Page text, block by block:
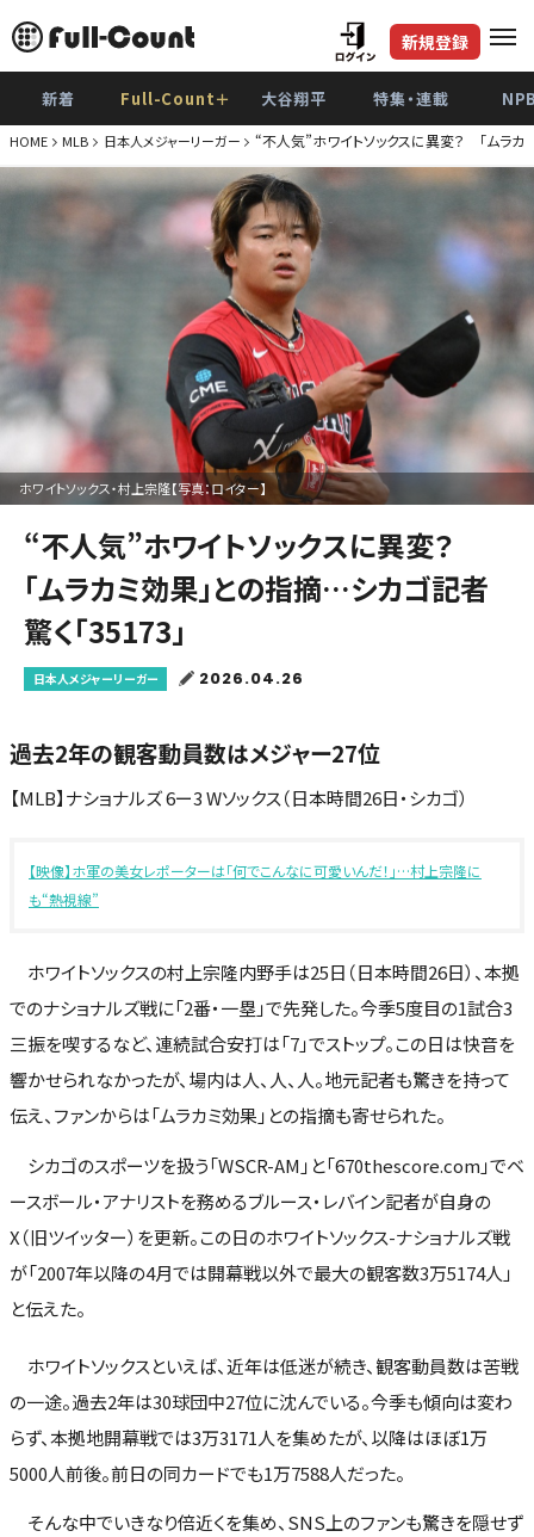
新規登録
新着 Full-Count＋ 大谷翔平 特集・連載
HOME MLB 日本人メジャーリーガー “不人気”ホワイトソックスに異変？ 「ムラカ
ホワイトソックス・村上宗隆【写真：ロイター】
“不人気”ホワイトソックスに異変？
「ムラカミ効果」との指摘…シカゴ記者
驚く「35173」
日本人メジャーリーガー 2026.04.26
過去2年の観客動員数はメジャー27位
【MLB】ナショナルズ 6ー3 Wソックス（日本時間26日・シカゴ）
【映像】ホ軍の美女レポーターは「何でこんなに可愛いんだ！」…村上宗隆に
も“熱視線”
ホワイトソックスの村上宗隆内野手は25日（日本時間26日）、本拠
でのナショナルズ戦に「2番・一塁」で先発した。今季5度目の1試合3
三振を喫するなど、連続試合安打は「7」でストップ。この日は快音を
響かせられなかったが、場内は人、人、人。地元記者も驚きを持って
伝え、ファンからは「ムラカミ効果」との指摘も寄せられた。
シカゴのスポーツを扱う「WSCR-AM」と「670thescore.com」でベ
ースボール・アナリストを務めるブルース・レバイン記者が自身の
X（旧ツイッター）を更新。この日のホワイトソックス-ナショナルズ戦
が「2007年以降の4月では開幕戦以外で最大の観客数3万5174人」
と伝えた。
ホワイトソックスといえば、近年は低迷が続き、観客動員数は苦戦
の一途。過去2年は30球団中27位に沈んでいる。今季も傾向は変わ
らず、本拠地開幕戦では3万3171人を集めたが、以降はほぼ1万
5000人前後。前日の同カードでも1万7588人だった。
そんな中でいきなり倍近くを集め、SNS上のファンも驚きを隠せず